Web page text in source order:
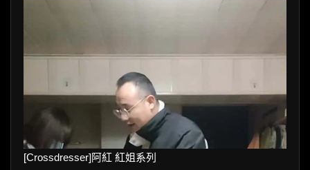
[Crossdresser]阿紅 紅姐系列